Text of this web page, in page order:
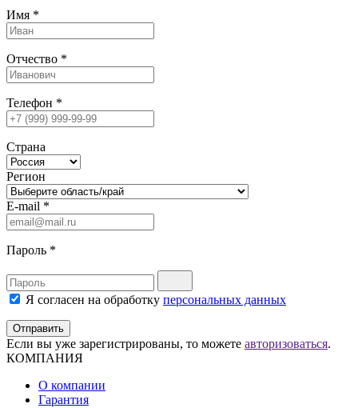
Имя *
Отчество *
Телефон *
Страна
Регион
E-mail *
Пароль *
Я согласен на обработку персональных данных
Отправить
Если вы уже зарегистрированы, то можете авторизоваться.
КОМПАНИЯ
О компании
Гарантия